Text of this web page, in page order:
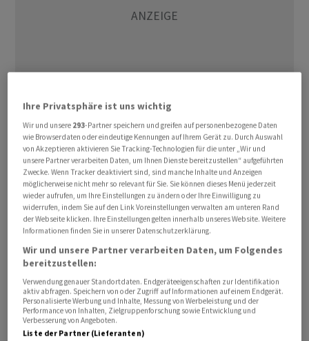
Am späten Abend kostete ein Dollar mit 0,7680 Franken
wieder etwas mehr als am späten Nachmittag (0,7646).
Auch im Vergleich zum Euro legte der Greenback wieder
minimal zu, der Euro kostete zuletzt noch 1,1896 nach
1,1905 Dollar vier Stunden davor. Der Euro machte
entsprechend auch gegenüber dem Franken Boden gut:
So notierte der Euro am späten Abend bei 0,9136 nach
0,9103 Franken, im Tiefpunkt (0,9095) am frühen Abend
war der Kurs gar erstmals unter die Marke von 91
Rappen gefallen.
Auslöser der Dollarschwäche in den ersten zwei
Ihre Privatsphäre ist uns wichtig
Wir und unsere 293-Partner speichern und greifen auf personenbezogene Daten
wie Browserdaten oder eindeutige Kennungen auf Ihrem Gerät zu. Durch Auswahl
von Akzeptieren aktivieren Sie Tracking-Technologien für die unter „Wir und
unsere Partner verarbeiten Daten, um Ihnen Dienste bereitzustellen“ aufgeführten
Zwecke. Wenn Tracker deaktiviert sind, sind manche Inhalte und Anzeigen
möglicherweise nicht mehr so relevant für Sie. Sie können dieses Menü jederzeit
wieder aufrufen, um Ihre Einstellungen zu ändern oder Ihre Einwilligung zu
widerrufen, indem Sie auf den Link Voreinstellungen verwalten am unteren Rand
der Webseite klicken. Ihre Einstellungen gelten innerhalb unseres Website. Weitere
Informationen finden Sie in unserer Datenschutzerklärung.
Wir und unsere Partner verarbeiten Daten, um Folgendes
bereitzustellen:
Verwendung genauer Standortdaten. Endgeräteeigenschaften zur Identifikation
aktiv abfragen. Speichern von oder Zugriff auf Informationen auf einem Endgerät.
Personalisierte Werbung und Inhalte, Messung von Werbeleistung und der
Performance von Inhalten, Zielgruppenforschung sowie Entwicklung und
Verbesserung von Angeboten.
Liste der Partner (Lieferanten)